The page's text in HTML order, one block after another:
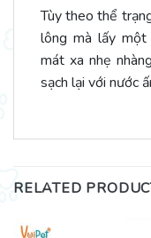
Tùy theo thể
lông mà lấy
mát xa nhẹ
sạch lại với nước
RELATED